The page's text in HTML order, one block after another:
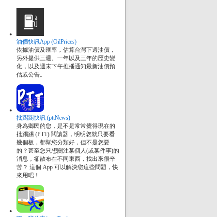
油價快訊App (OilPrices)
依據油價及匯率，估算台灣下週油價，
另外提供三週、一年以及三年的歷史變
化，以及週末下午推播通知最新油價預
估或公告。
批踢踢快訊 (pttNews)
身為鄉民的您，是不是常常覺得現在的
批踢踢 (PTT) 閱讀器，明明您就只要看
幾個板，都幫您分類好，但不是您要
的？甚至您只想關注某個人(或某件事)的
消息，卻散布在不同東西，找出來很辛
苦？ 這個 App 可以解決您這些問題，快
來用吧！